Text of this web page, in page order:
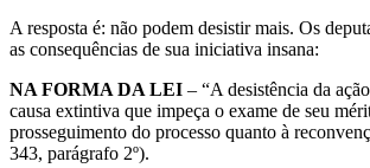
A resposta é: não podem desistir mais. Os
as consequências de sua iniciativa insana:
NA FORMA DA LEI – “A desistência da
causa extintiva que impeça o exame de seu
prosseguimento do processo quanto à
343, parágrafo 2º).